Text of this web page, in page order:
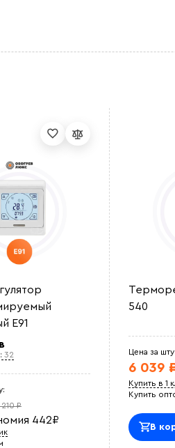
E91
32
210 ₽
442₽
540
Цена за
6 039
Купить в 1
Купить
В